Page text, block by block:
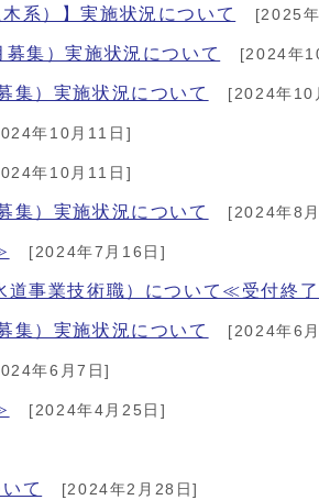
系）】実施状況について [2025
集）実施状況について [2024年
集）実施状況について [2024年10
年10月11日]
年10月11日]
集）実施状況について [2024年8
[2024年7月16日]
道事業技術職）について≪受付終
集）実施状況について [2024年6
年6月7日]
[2024年4月25日]
て [2024年2月28日]